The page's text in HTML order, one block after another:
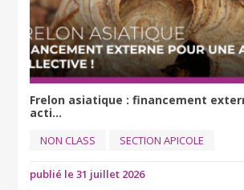
Frelon asiatique : financement
acti...
NON CLASS SECTION APICOLE
publié le 31 juillet 2026